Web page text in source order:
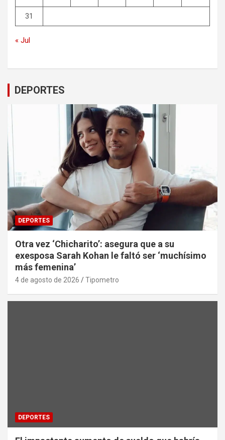
31
« Jul
DEPORTES
DEPORTES
Otra vez ‘Chicharito’: asegura que a su
exesposa Sarah Kohan le faltó ser ‘muchísimo
más femenina’
4 de agosto de 2026 Tipometro
DEPORTES